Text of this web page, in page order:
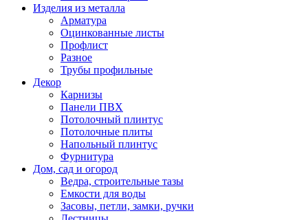
Изделия из металла
Арматура
Оцинкованные листы
Профлист
Разное
Трубы профильные
Декор
Карнизы
Панели ПВХ
Потолочный плинтус
Потолочные плиты
Напольный плинтус
Фурнитура
Дом, сад и огород
Ведра, строительные тазы
Емкости для воды
Засовы, петли, замки, ручки